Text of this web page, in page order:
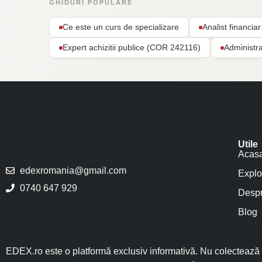
GHIDURI POPULARE
Ce este un curs de specializare Analist
Expert achizitii publice (COR 242116)
edexromania@gmail.com
0740 647 929
Utile
Blog
EDEX.ro este o platformă exclusiv informativă. Nu